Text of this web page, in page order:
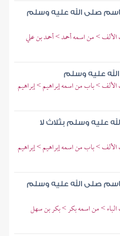
صلى الله عليه وسلم
الألف > من اسمه أحمد > أحمد بن علي
عليه وسلم
> باب من اسمه إبراهيم > إبراهيم
عليه وسلم بثلاث لا
> باب من اسمه إبراهيم > إبراهيم
صلى الله عليه وسلم
الباء > من اسمه بكر > بكر بن سهل